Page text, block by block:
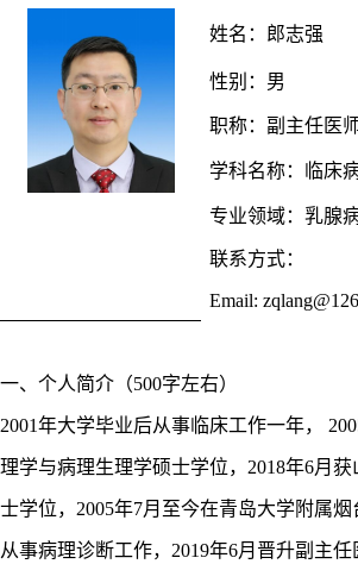
姓名： 郎志强
性别： 男
职称： 副主任医
学科名称： 临床
专业领域： 乳腺
联系方式：
Email:
一、个人简介（500字左右）
2001年大学毕业后从事临床工作一年，
理学与病理生理学硕士学位，2018年6月
士学位，2005年7月至今在青岛大学附属
从事病理诊断工作，2019年6月晋升副主任